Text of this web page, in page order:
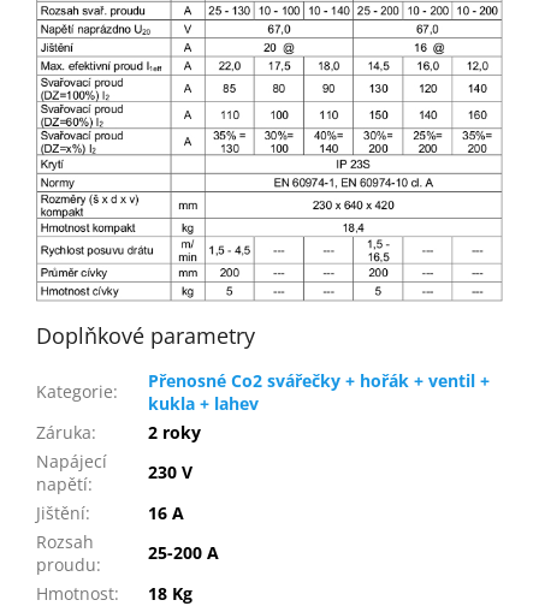
Doplňkové parametry
Kategorie:
Přenosné Co2 svářečky + hořák + ventil +
kukla + lahev
Záruka:
2 roky
Napájecí
napětí:
230 V
Jištění:
16 A
Rozsah
proudu:
25-200 A
Hmotnost: 18 Kg